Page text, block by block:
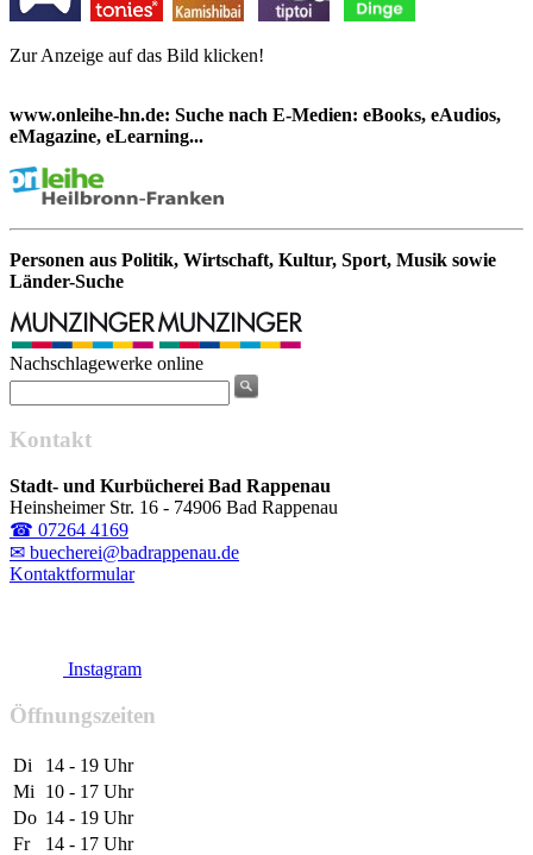
Zur Anzeige auf das Bild klicken!
www.onleihe-hn.de: Suche nach E-Medien: eBooks, eAudios,
eMagazine, eLearning...
Personen aus Politik, Wirtschaft, Kultur, Sport, Musik sowie
Länder-Suche
Nachschlagewerke online
Kontakt
Stadt- und Kurbücherei Bad Rappenau
Heinsheimer Str. 16 - 74906 Bad Rappenau
☎ 07264 4169
✉ buecherei@badrappenau.de
Kontaktformular
Instagram
Öffnungszeiten
Di
14 - 19 Uhr
Mi
10 - 17 Uhr
Do 14 - 19 Uhr
Fr
14 - 17 Uhr